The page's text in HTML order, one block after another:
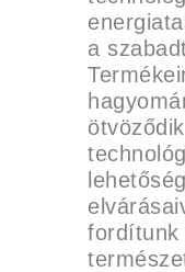
a
fordítunk